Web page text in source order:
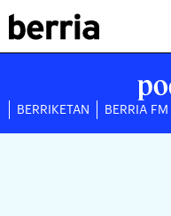
BERRIKETAN BERRIA FM